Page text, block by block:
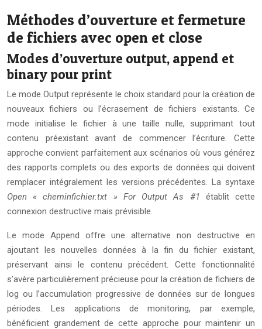
Méthodes d’ouverture et fermeture
de fichiers avec open et close
Modes d’ouverture output, append et
binary pour print
Le mode Output représente le choix standard pour la création de
nouveaux fichiers ou l’écrasement de fichiers existants. Ce
mode initialise le fichier à une taille nulle, supprimant tout
contenu préexistant avant de commencer l’écriture. Cette
approche convient parfaitement aux scénarios où vous générez
des rapports complets ou des exports de données qui doivent
remplacer intégralement les versions précédentes. La syntaxe
Open « cheminfichier.txt » For Output As #1 établit cette
connexion destructive mais prévisible.
Le mode Append offre une alternative non destructive en
ajoutant les nouvelles données à la fin du fichier existant,
préservant ainsi le contenu précédent. Cette fonctionnalité
s’avère particulièrement précieuse pour la création de fichiers de
log ou l’accumulation progressive de données sur de longues
périodes. Les applications de monitoring, par exemple,
bénéficient grandement de cette approche pour maintenir un